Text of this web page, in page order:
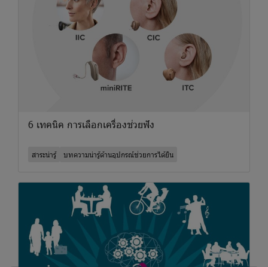
6 เทคนิค การเลือกเครื่องช่วยฟัง
สาระน่ารู้ บทความน่ารู้ด้านอุปกรณ์ช่วยการได้ยิน